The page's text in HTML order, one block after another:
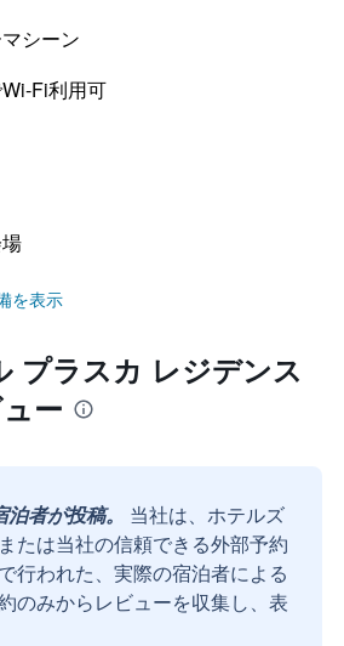
シーン
Fi利用可
を表示
プラスカ レジデンス
ー
者が投稿。
当社は、ホテルズ
たは当社の信頼できる外部予約
行われた、実際の宿泊者による
のみからレビューを収集し、表